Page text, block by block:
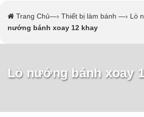
Trang Chủ—› Thiết bị làm bánh —› Lò
nướng bánh xoay 12 khay
Lò nướng bánh xoay